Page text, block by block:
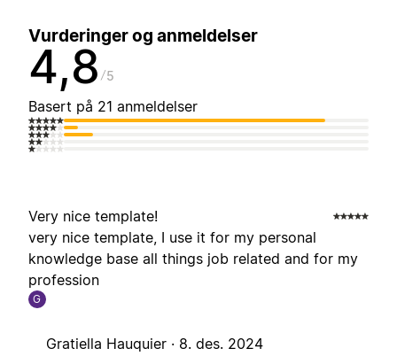
Vurderinger og anmeldelser
4,8 5
Basert på 21 anmeldelser
Very nice template!
very nice template, I use it for my personal
knowledge base all things job related and for my
profession
G
Gratiella Hauquier · 8. des. 2024